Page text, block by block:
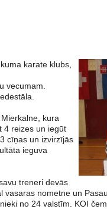
karate klubs,
vecumam.
kura
4 reizes un iegūt
cīņas un izvirzījās
ieguva
treneri devās
nometne un
no 24 valstīm. KOI